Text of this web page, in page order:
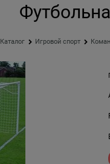
Каталог Игровой спорт